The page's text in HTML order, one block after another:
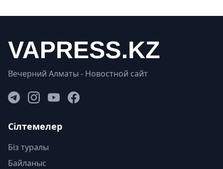
Вечерний Алматы - Новостной сайт
Сілтемелер
Біз туралы
Байланыс